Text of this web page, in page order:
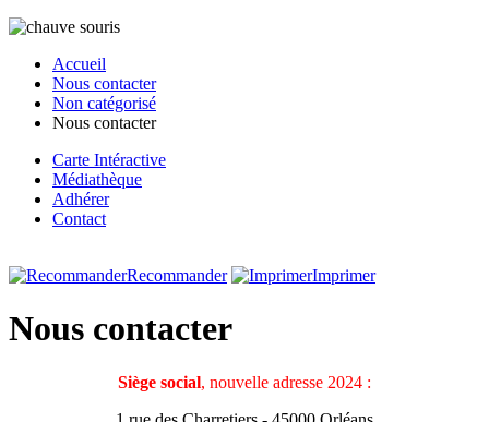
Accueil
Nous contacter
Non catégorisé
Nous contacter
Carte Intéractive
Médiathèque
Adhérer
Contact
Recommander Imprimer
Nous contacter
Siège social, nouvelle adresse 2024 :